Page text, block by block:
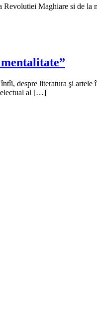
Maghiare si de la
despre literatura şi artele
al […]